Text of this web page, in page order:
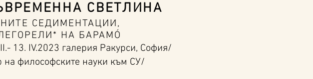
СВЕТЛИНА
СЕДИМЕНТАЦИИ,
НА БАРАМÓ
13. IV.2023 галерия Ракурси, София/
философските науки към СУ/